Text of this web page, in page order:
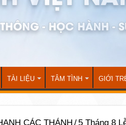
TÀI LIỆU TÂM TÌNH GIỚI
CÁC THÁNH / 5 Tháng 8